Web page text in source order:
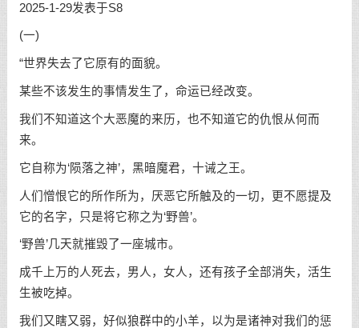
2025-1-29发表于S8
(一)
“世界失去了它原有的面貌。
某些不该发生的事情发生了，命运已经改变。
我们不知道这个大恶魔的来历，也不知道它的仇恨从何而
来。
它自称为‘陨落之神’，黑暗魔君，十诫之王。
人们憎恨它的所作所为，厌恶它所触及的一切，更不愿提及
它的名字，只是将它称之为‘野兽’。
‘野兽’几天就摧毁了一座城市。
成千上万的人死去，男人，女人，还有孩子全部消失，活生
生被吃掉。
我们又瞎又弱，好似狼群中的小羊，以为是诸神对我们的惩